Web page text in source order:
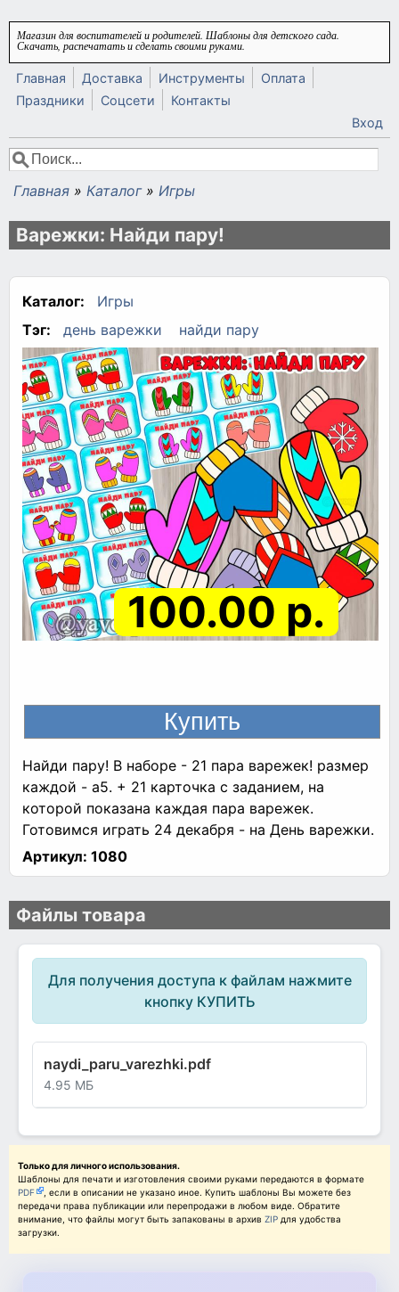
Перейти к основному содержанию
Магазин для воспитателей и родителей. Шаблоны для детского сада.
Скачать, распечатать и сделать своими руками.
Главная Доставка Инструменты
Оплата
Праздники
Соцсети
Контакты
Вход
Форма поиска
Поиск
Вы здесь
Главная » Каталог » Игры
Варежки: Найди пару!
Каталог:
Игры
Тэг:
день варежки найди пару
100.00 р.
Найди пару! В наборе - 21 пара варежек! размер
каждой - а5. + 21 карточка с заданием, на
которой показана каждая пара варежек.
Готовимся играть 24 декабря - на День варежки.
Артикул: 1080
Файлы товара
Для получения доступа к файлам нажмите
кнопку КУПИТЬ
naydi_paru_varezhki.pdf
4.95 МБ
Только для личного использования.
Шаблоны для печати и изготовления своими руками передаются в формате
PDF
, если в описании не указано иное. Купить шаблоны Вы можете без
передачи права публикации или перепродажи в любом виде. Обратите
внимание, что файлы могут быть запакованы в архив ZIP для удобства
загрузки.